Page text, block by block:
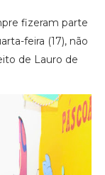
fizeram parte
feira (17), não
de Lauro de